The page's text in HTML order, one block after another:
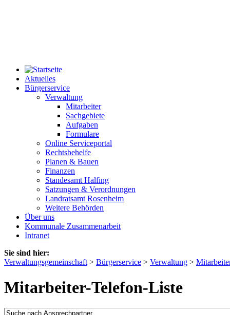
Aktuelles
Bürgerservice
Verwaltung
Mitarbeiter
Sachgebiete
Aufgaben
Formulare
Online Serviceportal
Rechtsbehelfe
Planen & Bauen
Finanzen
Standesamt Halfing
Satzungen & Verordnungen
Landratsamt Rosenheim
Weitere Behörden
Über uns
Kommunale Zusammenarbeit
Intranet
Sie sind hier:
Verwaltungsgemeinschaft > Bürgerservice > Verwaltung >
Mitarbeiter-Telefon-Liste